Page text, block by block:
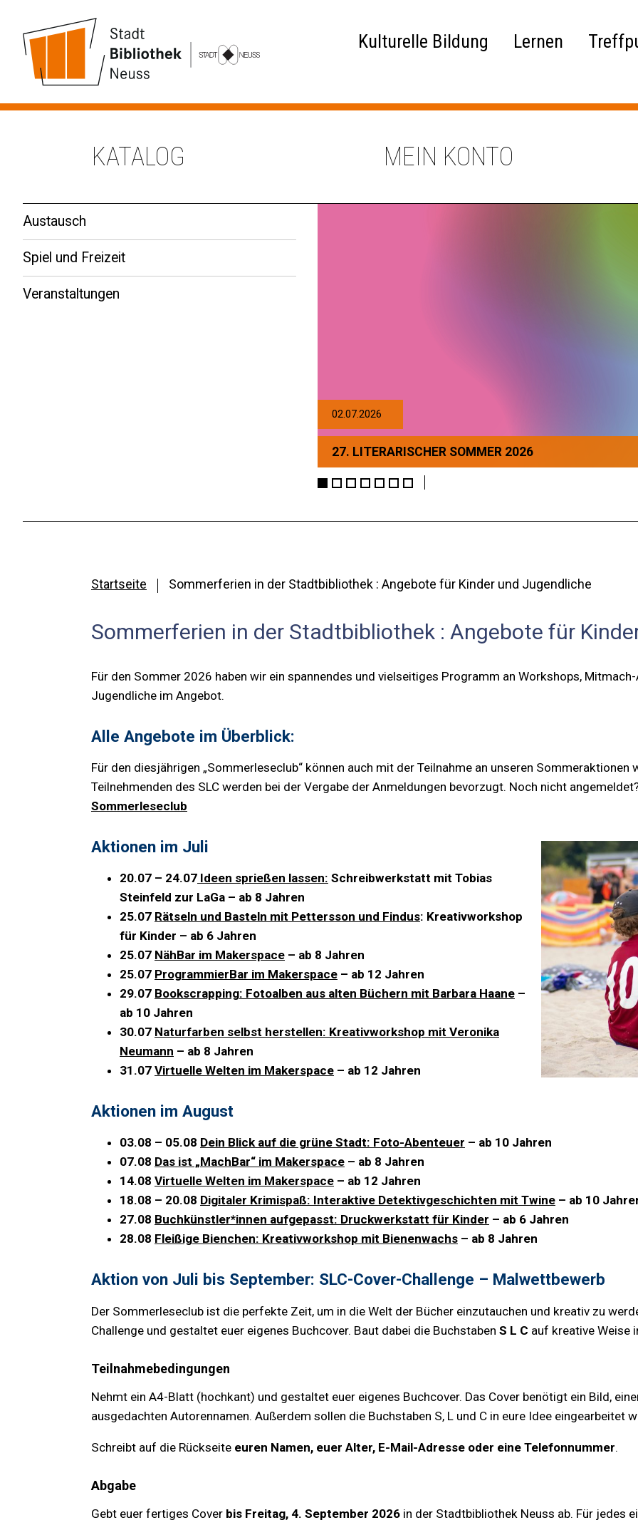
Kulturelle Bildung Lernen
KATALOG MEIN KONTO
Austausch
Spiel und Freizeit
Veranstaltungen
02.07.2026
27. LITERARISCHER SOMMER 2026
Startseite Sommerferien in der Stadtbibliothek : Angebote für Kinder und Jugendliche
Sommerferien in der Stadtbibliothek : Angebote für
Für den Sommer 2026 haben wir ein spannendes und vielseitiges Programm an Workshops,
Jugendliche im Angebot.
Alle Angebote im Überblick:
Für den diesjährigen „Sommerleseclub“ können auch mit der Teilnahme an unseren
Teilnehmenden des SLC werden bei der Vergabe der Anmeldungen bevorzugt. Noch nicht
Sommerleseclub
Aktionen im Juli
20.07 – 24.07 Ideen sprießen lassen: Schreibwerkstatt mit Tobias
Steinfeld zur LaGa – ab 8 Jahren
25.07 Rätseln und Basteln mit Pettersson und Findus: Kreativworkshop
für Kinder – ab 6 Jahren
25.07 NähBar im Makerspace – ab 8 Jahren
25.07 ProgrammierBar im Makerspace – ab 12 Jahren
29.07 Bookscrapping: Fotoalben aus alten Büchern mit Barbara Haane –
ab 10 Jahren
30.07 Naturfarben selbst herstellen: Kreativworkshop mit Veronika
Neumann – ab 8 Jahren
31.07 Virtuelle Welten im Makerspace – ab 12 Jahren
Aktionen im August
03.08 – 05.08 Dein Blick auf die grüne Stadt: Foto-Abenteuer – ab 10 Jahren
07.08 Das ist „MachBar“ im Makerspace – ab 8 Jahren
14.08 Virtuelle Welten im Makerspace – ab 12 Jahren
18.08 – 20.08 Digitaler Krimispaß: Interaktive Detektivgeschichten mit Twine – ab 10
27.08 Buchkünstler*innen aufgepasst: Druckwerkstatt für Kinder – ab 6 Jahren
28.08 Fleißige Bienchen: Kreativworkshop mit Bienenwachs – ab 8 Jahren
Aktion von Juli bis September: SLC-Cover-Challenge – Malwettbewerb
Der Sommerleseclub ist die perfekte Zeit, um in die Welt der Bücher einzutauchen und kreativ zu
Challenge und gestaltet euer eigenes Buchcover. Baut dabei die Buchstaben S L C auf kreative Weise
Teilnahmebedingungen
Nehmt ein A4-Blatt (hochkant) und gestaltet euer eigenes Buchcover. Das Cover benötigt ein Bild,
ausgedachten Autorennamen. Außerdem sollen die Buchstaben S, L und C in eure Idee eingearbeitet
Schreibt auf die Rückseite euren Namen, euer Alter, E-Mail-Adresse oder eine Telefonnummer.
Abgabe
Gebt euer fertiges Cover bis Freitag, 4. September 2026 in der Stadtbibliothek Neuss ab. Für jedes